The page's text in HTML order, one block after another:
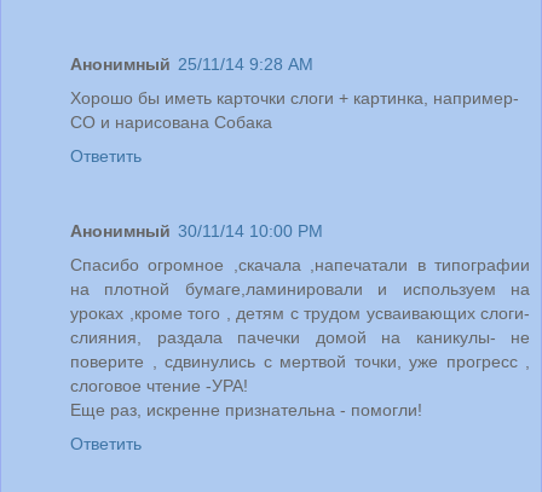
Анонимный 25/11/14 9:28 AM
Хорошо бы иметь карточки слоги + картинка, например-
СО и нарисована Собака
Ответить
Анонимный 30/11/14 10:00 PM
Спасибо огромное ,скачала ,напечатали в типографии
на плотной бумаге,ламинировали и используем на
уроках ,кроме того , детям с трудом усваивающих слоги-
слияния, раздала пачечки домой на каникулы- не
поверите , сдвинулись с мертвой точки, уже прогресс ,
слоговое чтение -УРА!
Еще раз, искренне признательна - помогли!
Ответить